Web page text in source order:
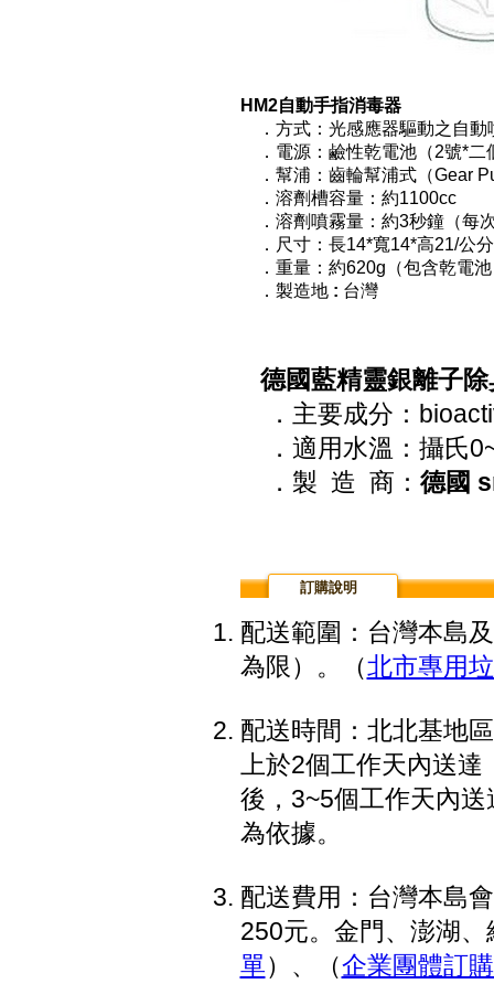
HM2自動手指消毒器
．方式：光感應器驅動之自動
．電源：鹼性乾電池（2號*二
．幫浦：齒輪幫浦式（Gear
．溶劑槽容量：約1100cc
．溶劑噴霧量：約3秒鐘（每
．尺寸：長14*寬14*高21/公分
．重量：約620g（包含乾電池
．製造地: 台灣
德國藍精靈銀離子除
．主要成分：
．適用水溫：攝氏
．製 造 商： 德國
訂購說明
配送範圍：台灣本島
為限）。（北市專用
配送時間：北北基地
上於2個工作天內送
後，3~5個工作天內
為依據。
配送費用：台灣本島
250元。金門、澎湖
單）、（企業團體訂